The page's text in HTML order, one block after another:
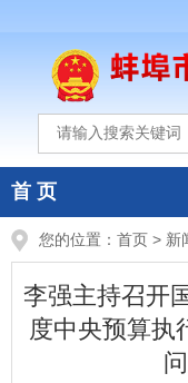
首 页
您的位置： 首页 > 新
李强主持召开
度中央预算执